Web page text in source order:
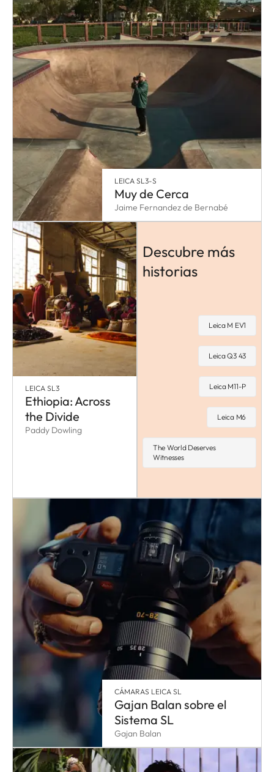
LEICA SL3-S
Muy de Cerca
Jaime Fernandez de Bernabé
LEICA SL3
Ethiopia: Across
the Divide
Paddy Dowling
Descubre más
historias
Leica M EV1
Leica Q3 43
Leica M11-P
Leica M6
The World Deserves
Witnesses
CÁMARAS LEICA SL
Gajan Balan sobre el
Sistema SL
Gajan Balan